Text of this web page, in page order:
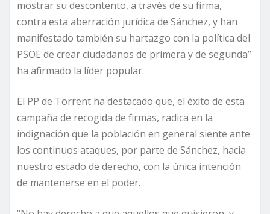
mostrar su descontento, a través de su firma,
contra esta aberración jurídica de Sánchez, y han
manifestado también su hartazgo con la política del
PSOE de crear ciudadanos de primera y de segunda”
ha afirmado la líder popular.
El PP de Torrent ha destacado que, el éxito de esta
campaña de recogida de firmas, radica en la
indignación que la población en general siente ante
los continuos ataques, por parte de Sánchez, hacia
nuestro estado de derecho, con la única intención
de mantenerse en el poder.